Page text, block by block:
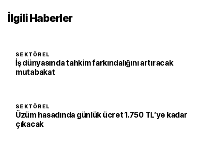
İlgili Haberler
SEKTÖREL
İş dünyasında tahkim farkındalığını artıracak
mutabakat
SEKTÖREL
Üzüm hasadında günlük ücret 1.750 TL’ye kadar
çıkacak